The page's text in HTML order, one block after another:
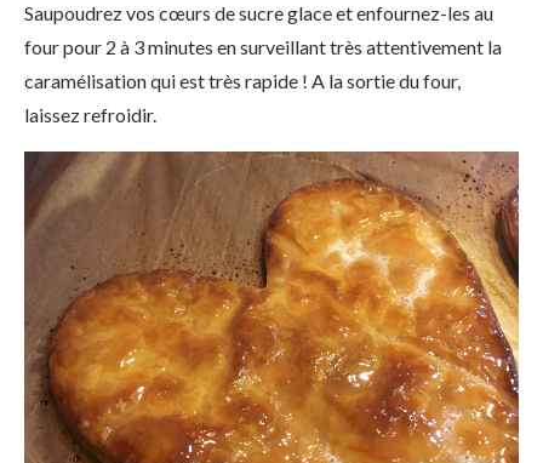
Saupoudrez vos cœurs de sucre glace et enfournez-les au
four pour 2 à 3 minutes en surveillant très attentivement la
caramélisation qui est très rapide ! A la sortie du four,
laissez refroidir.